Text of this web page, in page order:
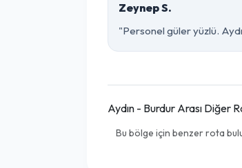
Zeynep S.
"Personel güler yüzlü.
Aydın - Burdur Arası Diğer
Bu bölge için benzer rota